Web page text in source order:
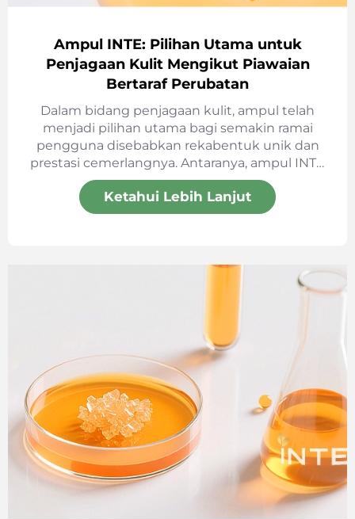
Ampul INTE: Pilihan Utama untuk
Penjagaan Kulit Mengikut Piawaian
Bertaraf Perubatan
Dalam bidang penjagaan kulit, ampul telah
menjadi pilihan utama bagi semakin ramai
pengguna disebabkan rekabentuk unik dan
prestasi cemerlangnya. Antaranya, ampul INTE
menonjol dengan kelebihan yang luar biasa.
Ampul ini lebih tebal, memenuhi piawaian EU,
dan dilengkapi dengan pembuka yang selamat
kelebihannya?
Ketahui Lebih Lanjut